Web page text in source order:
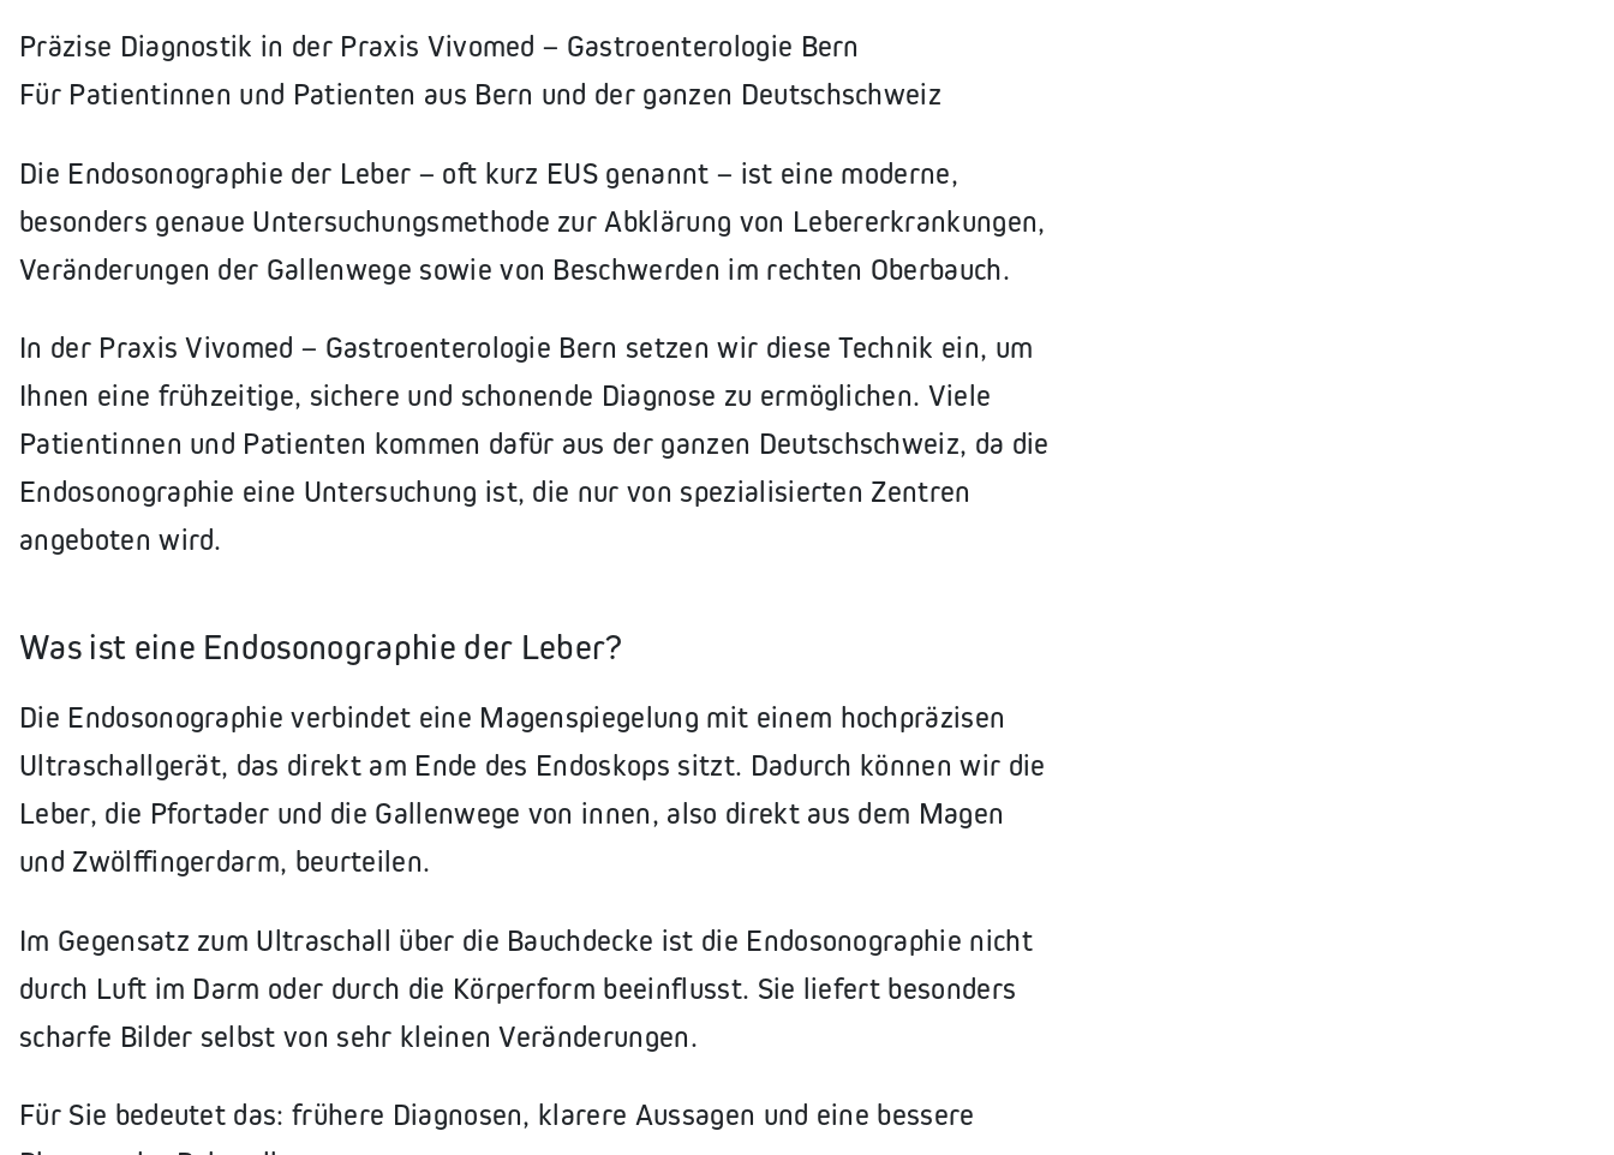
Präzise Diagnostik in der Praxis Vivomed – Gastroenterologie Bern
Für Patientinnen und Patienten aus Bern und der ganzen Deutschschweiz
Die Endosonographie der Leber – oft kurz EUS genannt – ist eine moderne,
besonders genaue Untersuchungsmethode zur Abklärung von Lebererkrankungen,
Veränderungen der Gallenwege sowie von Beschwerden im rechten Oberbauch.
In der Praxis Vivomed – Gastroenterologie Bern setzen wir diese Technik ein, um
Ihnen eine frühzeitige, sichere und schonende Diagnose zu ermöglichen. Viele
Patientinnen und Patienten kommen dafür aus der ganzen Deutschschweiz, da die
Endosonographie eine Untersuchung ist, die nur von spezialisierten Zentren
angeboten wird.
Was ist eine Endosonographie der Leber?
Die Endosonographie verbindet eine Magenspiegelung mit einem hochpräzisen
Ultraschallgerät, das direkt am Ende des Endoskops sitzt. Dadurch können wir die
Leber, die Pfortader und die Gallenwege von innen, also direkt aus dem Magen
und Zwölffingerdarm, beurteilen.
Im Gegensatz zum Ultraschall über die Bauchdecke ist die Endosonographie nicht
durch Luft im Darm oder durch die Körperform beeinflusst. Sie liefert besonders
scharfe Bilder selbst von sehr kleinen Veränderungen.
Für Sie bedeutet das: frühere Diagnosen, klarere Aussagen und eine bessere